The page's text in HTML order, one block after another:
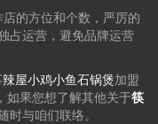
的方位和个数，严厉的
占运营，避免品牌运营
辣屋小鸡小鱼石锅煲加盟
如果您想了解其他关于筷
时与咱们联络。